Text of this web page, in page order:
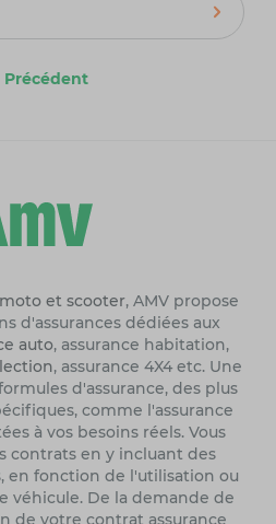
Précédent
et scooter, AMV propose
d'assurances dédiées aux
auto, assurance habitation,
, assurance 4X4 etc. Une
d'assurance, des plus
comme l'assurance
à vos besoins réels. Vous
contrats en y incluant des
en fonction de l'utilisation ou
véhicule. De la demande de
de votre contrat assurance